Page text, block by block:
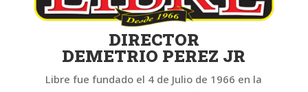
DIRECTOR
DEMETRIO PEREZ JR
Libre fue fundado el 4 de Julio de 1966 en la